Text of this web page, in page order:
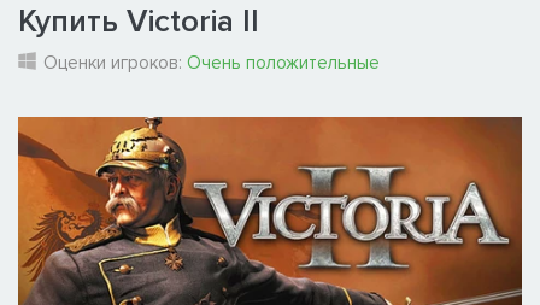
Купить Victoria II
Оценки игроков: Очень положительные